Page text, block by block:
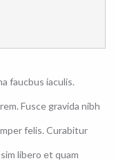
faucbus iaculis.
Fusce gravida nibh
felis. Curabitur
libero et quam